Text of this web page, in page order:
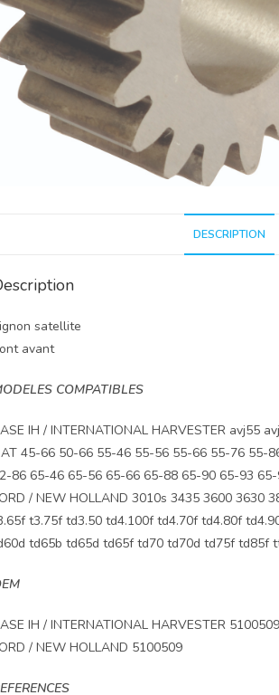
DESCRIPTION
satellite
avant
COMPATIBLES
IH / INTERNATIONAL HARVESTER
45-66 50-66 55-46 55-56 55-66 55-76
86 65-46 65-56 65-66 65-88 65-90 65-93
/ NEW HOLLAND 3010s 3435 3600 3630
t3.75f td3.50 td4.100f td4.70f td4.80f
td65b td65d td65f td70 td70d td75f td85f
IH / INTERNATIONAL HARVESTER 5100509
/ NEW HOLLAND 5100509